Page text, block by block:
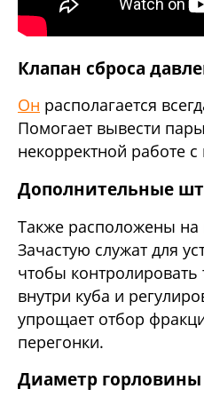
Клапан сброса
Он располагается
Помогает вывести
некорректной работе
Дополнительные
Также расположены на
Зачастую служат для
чтобы контролировать
внутри куба и
упрощает отбор
перегонки.
Диаметр горловины